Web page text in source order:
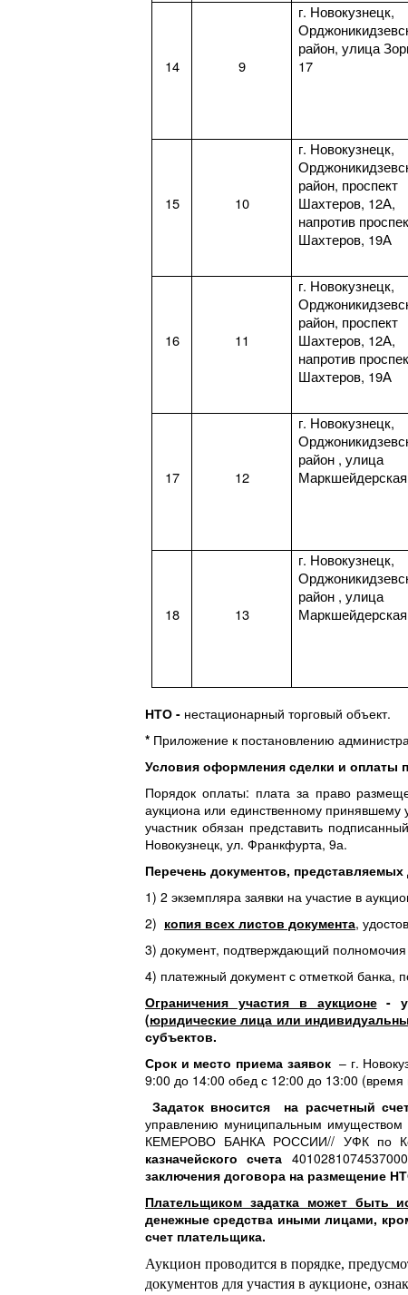
14 9
г. Новокузнецк,
район, улица
17
15 10
г. Новокузнецк,
район, проспект
Шахтеров, 12А,
напротив
Шахтеров, 19А
16 11
г. Новокузнецк,
район, проспект
Шахтеров, 12А,
напротив
Шахтеров, 19А
17 12
г. Новокузнецк,
район , улица
18 13
г. Новокузнецк,
район , улица
НТО - нестационарный торговый объект.
* Приложение к постановлению
Условия оформления
Порядок оплаты: плата за право
аукциона или единственному принявшему
участник обязан представить
Новокузнецк, ул. Франкфурта, 9а.
Перечень документов, представляемых
1) 2 экземпляра заявки на участие в
2) копия всех листов документа,
3) документ, подтверждающий полномочия
4) платежный документ с отметкой банка,
Ограничения участия в аукционе- у
(юридические лица или
субъектов.
Срок и место приема заявок– г.
9:00 до 14:00 обед с 12:00 до 13:00 (время
Задаток вносится на расчетный
управлению муниципальным имуществом
КЕМЕРОВО БАНКА РОССИИ// УФК по
казначейского счета
заключения договора на размещение
Плательщиком задатка может быть
денежные средства иными лицами,
счет плательщика.
Аукцион проводится в порядке,
документов для участия в аукционе,